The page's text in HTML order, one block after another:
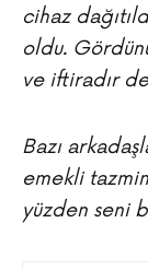
cihaz
oldu.
ve iftiradır
Bazı
emekli
yüzden seni